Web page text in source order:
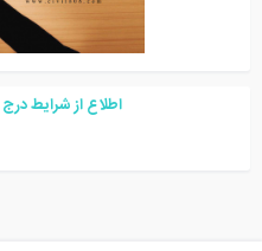
اطلاع از شرایط درج